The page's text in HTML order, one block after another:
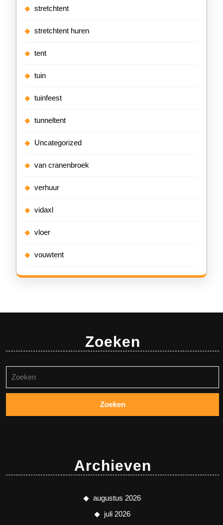
stretchtent
stretchtent huren
tent
tuin
tuinfeest
tunneltent
Uncategorized
van cranenbroek
verhuur
vidaxl
vloer
vouwtent
Zoeken
naar:
Archieven
augustus 2026
juli 2026